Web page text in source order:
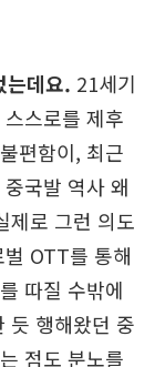
는데요. 21세기
스로를 제후
편함이, 최근
국발 역사 왜
제로 그런 의도
OTT를 통해
따질 수밖에
듯 행해왔던 중
점도 분노를